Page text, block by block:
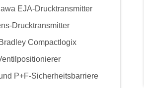
EJA-Drucktransmitter
Drucktransmitter
Compactlogix
P+F-Sicherheitsbarriere